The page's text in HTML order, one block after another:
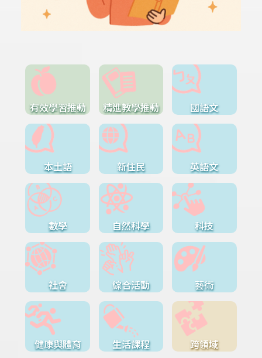
有效學習推動 精進教學推動 國語文
本土語 新住民 英語文
數學 自然科學 科技
社會 綜合活動 藝術
健康與體育 生活課程 跨領域